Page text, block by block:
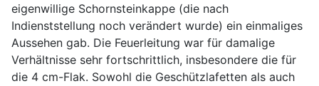
eigenwillige Schornsteinkappe (die nach
Indienststellung noch verändert wurde) ein einmaliges
Aussehen gab. Die Feuerleitung war für damalige
Verhältnisse sehr fortschrittlich, insbesondere die für
die 4 cm-Flak. Sowohl die Geschützlafetten als auch